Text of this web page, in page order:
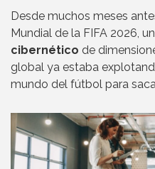
Desde muchos meses
Mundial de la FIFA 2026,
cibernético de
global ya estaba
mundo del fútbol para